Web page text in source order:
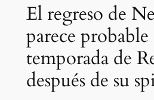
El regreso de
parece
temporada de
después de su